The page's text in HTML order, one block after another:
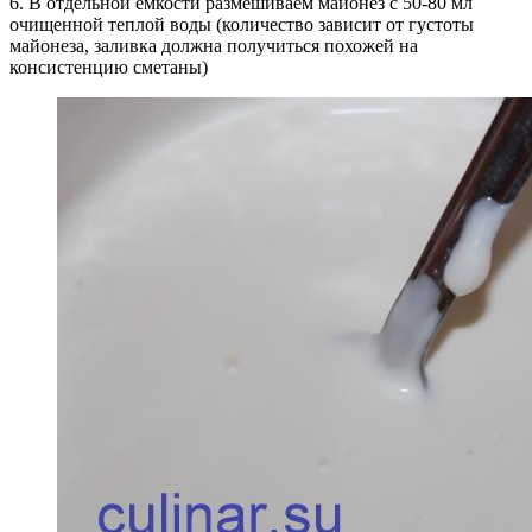
очищенной теплой воды (количество зависит от густоты
майонеза, заливка должна получиться похожей на
консистенцию сметаны)